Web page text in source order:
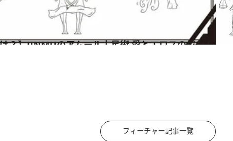
フィーチャー記事一覧